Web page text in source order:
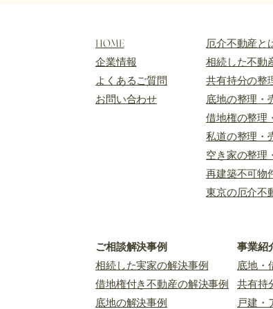
の状態を確認するための測量で
す。 たとえば、土地の形、道路
との接し方、建物の位置、塀や擁
壁の位置、隣地との関係、面積の
です。 た
隣の家の
敷地と隣
地と隣接
ます。 不
HOME
企業情報
​よくあるご質問
​お問い合わせ
厄介不動産と
相続した不動
共有持分の整
底地の整理・
借地権の整理
私道の整理・
空き家の整理
再建築不可物
東京の厄介不
ご相談解決事例
相続した実家の解決事例
借地権付き不動産の解決事例
底地の解決事例
事業紹
底地・
共有持
戸建・